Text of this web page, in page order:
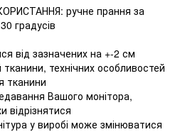
ручне прання за
градусів
від зазначених на +-2 см
технічних особливостей
тканини
Вашого монітора,
відрізнятися
у виробі може змінюватися